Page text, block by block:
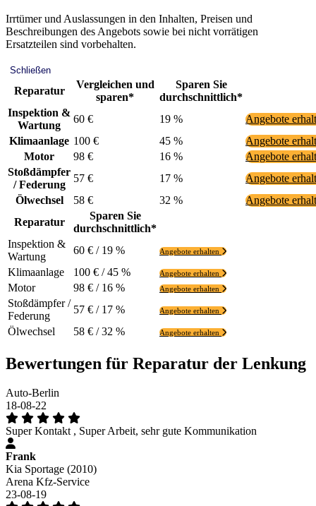
Irrtümer und Auslassungen in den Inhalten, Preisen und
Beschreibungen des Angebots sowie bei nicht vorrätigen
Ersatzteilen sind vorbehalten.
Schließen
Reparatur
Vergleichen und
sparen*
Sparen Sie
durchschnittlich*
Inspektion &
Wartung
60 € 19 %
Angebote
Klimaanlage 100 € 45 %
Angebote
Motor
98 € 16 %
Angebote
Stoßdämpfer
/ Federung
57 € 17 %
Angebote
Ölwechsel
58 € 32 %
Angebote
Reparatur
Sparen Sie
durchschnittlich*
Inspektion &
Wartung
60 € / 19 % Angebote erhalten
Klimaanlage 100 € / 45 % Angebote erhalten
Motor 98 € / 16 % Angebote erhalten
Stoßdämpfer /
Federung
57 € / 17 % Angebote erhalten
Ölwechsel 58 € / 32 % Angebote erhalten
Bewertungen für Reparatur der Lenkung
Auto-Berlin
18-08-22
Super Kontakt , Super Arbeit, sehr gute Kommunikation
Frank
Kia Sportage (2010)
Arena Kfz-Service
23-08-19